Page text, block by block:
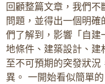
回顧整篇文章，我們
問題，並得出一個明確
們了解到，影響「自建
地條件、建築設計、建
至不可預期的突發狀
異。 一開始看似簡單